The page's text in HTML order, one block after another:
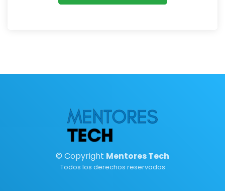
© Copyright Mentores Tech
Todos los derechos reservados